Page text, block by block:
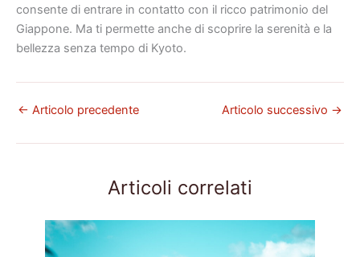
consente di entrare in contatto con il ricco patrimonio del
Giappone. Ma ti permette anche di scoprire la serenità e la
bellezza senza tempo di Kyoto.
← Articolo precedente Articolo successivo →
Articoli correlati